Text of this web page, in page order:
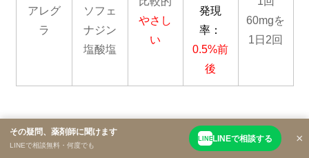
ど、効かない。という方もいらっしゃいます。そんな方
には、漢方がおススメです。花粉症では 小青竜湯
小青竜湯は、ダラダラ透明な鼻水が止まらないというよ
うな方におすすめです。小青竜湯は、体を温めて余分な
は長く飲まないと効かないと思われる方も多いですが、
小青竜湯は比較的早く効きます。私は、医療用の漢方な
×
その疑問、薬剤師に聞けます
LINEで相談無料・何度でも
LINE LINEで相談する